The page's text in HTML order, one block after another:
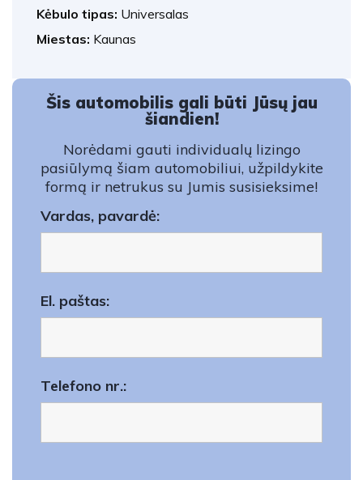
Kėbulo tipas: Universalas
Miestas: Kaunas
Šis automobilis gali būti Jūsų jau
šiandien!
Norėdami gauti individualų lizingo
pasiūlymą šiam automobiliui, užpildykite
formą ir netrukus su Jumis susisieksime!
Vardas, pavardė:
El. paštas:
Telefono nr.: